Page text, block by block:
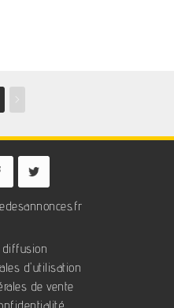
>
diffusion
d'utilisation
de vente